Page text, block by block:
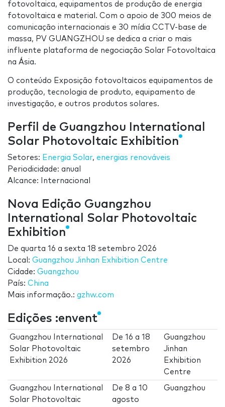
fotovoltaica, equipamentos de produção de energia
fotovoltaica e material. Com o apoio de 300 meios de
comunicação internacionais e 30 mídia CCTV-base de
massa, PV GUANGZHOU se dedica a criar o mais
influente plataforma de negociação Solar Fotovoltaica
na Ásia.
O conteúdo Exposição fotovoltaicos equipamentos de
produção, tecnologia de produto, equipamento de
investigação, e outros produtos solares.
Perfil de Guangzhou International
Solar Photovoltaic Exhibition
Setores: Energia Solar, energias renováveis
Periodicidade: anual
Alcance: Internacional
Nova Edição Guangzhou
International Solar Photovoltaic
Exhibition
De quarta 16 a sexta 18 setembro 2026
Local: Guangzhou Jinhan Exhibition Centre
Cidade: Guangzhou
País: China
Mais informação.: gzhw.com
Edições :envent
Guangzhou International
Solar Photovoltaic
Exhibition 2026
De16 a18
setembro
2026
Guangzhou
Jinhan
Exhibition
Centre
Guangzhou International
Solar Photovoltaic
De8 a10
agosto
Guangzhou